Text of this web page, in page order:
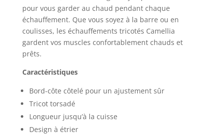
pour vous garder au chaud pendant chaque
échauffement. Que vous soyez à la barre ou en
coulisses, les échauffements tricotés Camellia
gardent vos muscles confortablement chauds et
prêts.
Caractéristiques
Bord-côte côtelé pour un ajustement sûr
Tricot torsadé
Longueur jusqu’à la cuisse
Design à étrier